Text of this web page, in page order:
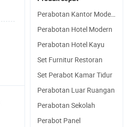
Perabotan Kantor Modern
Perabotan Hotel Modern
Perabotan Hotel Kayu
Set Furnitur Restoran
Set Perabot Kamar Tidur
Perabotan Luar Ruangan
Perabotan Sekolah
Perabot Panel